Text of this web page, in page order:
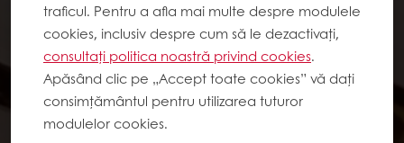
traficul. Pentru a afla mai multe despre modulele
cookies, inclusiv despre cum să le dezactivați,
consultați politica noastră privind cookies.
Apăsând clic pe „Accept toate cookies” vă dați
consimțământul pentru utilizarea tuturor
modulelor cookies.